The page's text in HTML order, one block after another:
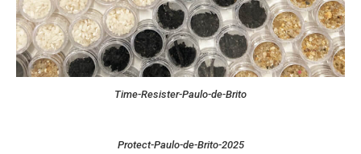
Time-Resister-Paulo-de-Brito
Protect-Paulo-de-Brito-2025